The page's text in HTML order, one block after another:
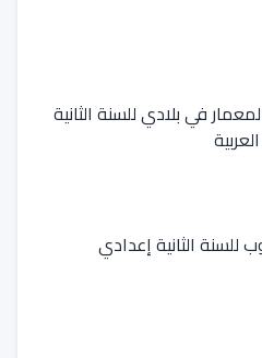
في بلادي للسنة الثانية
للسنة الثانية إعدادي